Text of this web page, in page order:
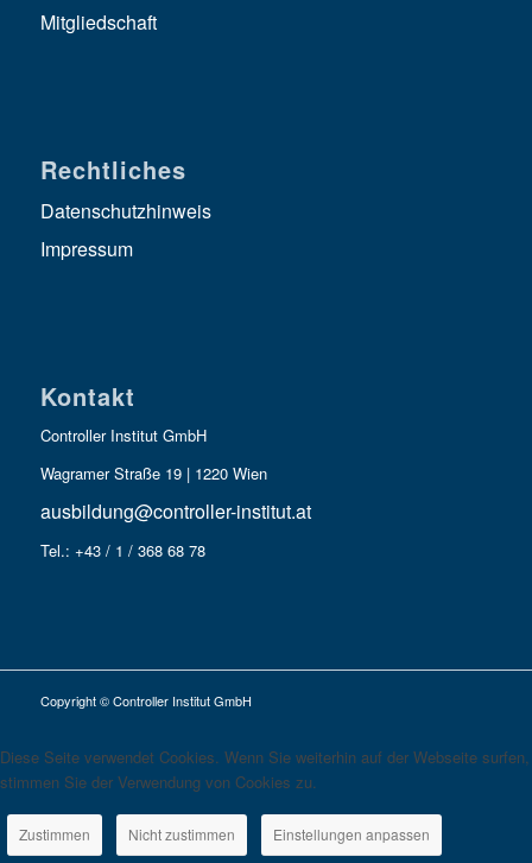
Mitgliedschaft
Rechtliches
Datenschutzhinweis
Impressum
Kontakt
Controller Institut GmbH
Wagramer Straße 19 | 1220 Wien
ausbildung@controller-institut.at
Tel.: +43 / 1 / 368 68 78
Copyright © Controller Institut GmbH
Diese Seite verwendet Cookies. Wenn Sie weiterhin auf der Webseite surfen,
stimmen Sie der Verwendung von Cookies zu.
Zustimmen Nicht zustimmen Einstellungen anpassen